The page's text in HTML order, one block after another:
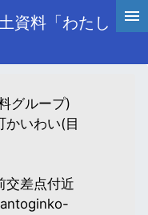
資料「わたし
グループ)
いわい(目
交差点付近